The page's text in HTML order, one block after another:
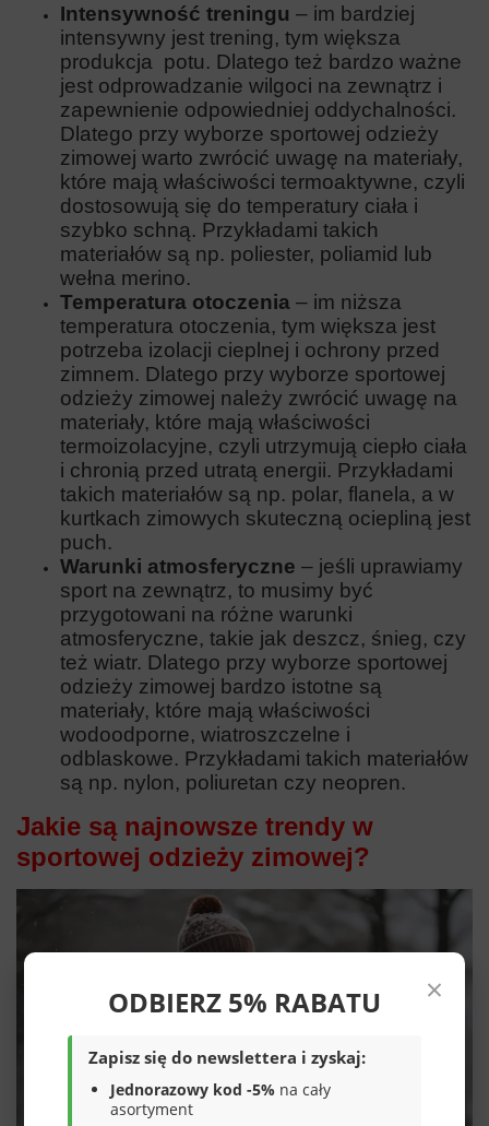
Intensywność treningu – im bardziej
intensywny jest trening, tym większa
produkcja potu. Dlatego też bardzo ważne
jest odprowadzanie wilgoci na zewnątrz i
zapewnienie odpowiedniej oddychalności.
Dlatego przy wyborze sportowej odzieży
zimowej warto zwrócić uwagę na materiały,
które mają właściwości termoaktywne, czyli
dostosowują się do temperatury ciała i
szybko schną. Przykładami takich
materiałów są np. poliester, poliamid lub
wełna merino.
Temperatura otoczenia – im niższa
temperatura otoczenia, tym większa jest
potrzeba izolacji cieplnej i ochrony przed
zimnem. Dlatego przy wyborze sportowej
odzieży zimowej należy zwrócić uwagę na
materiały, które mają właściwości
termoizolacyjne, czyli utrzymują ciepło ciała
i chronią przed utratą energii. Przykładami
takich materiałów są np. polar, flanela, a w
kurtkach zimowych skuteczną ociepliną jest
puch.
Warunki atmosferyczne – jeśli uprawiamy
sport na zewnątrz, to musimy być
przygotowani na różne warunki
atmosferyczne, takie jak deszcz, śnieg, czy
też wiatr. Dlatego przy wyborze sportowej
odzieży zimowej bardzo istotne są
materiały, które mają właściwości
wodoodporne, wiatroszczelne i
odblaskowe. Przykładami takich materiałów
są np. nylon, poliuretan czy neopren.
Jakie są najnowsze trendy w
sportowej odzieży zimowej?
×
ODBIERZ 5% RABATU
Zapisz się do newslettera i zyskaj:
Jednorazowy kod -5% na cały
asortyment